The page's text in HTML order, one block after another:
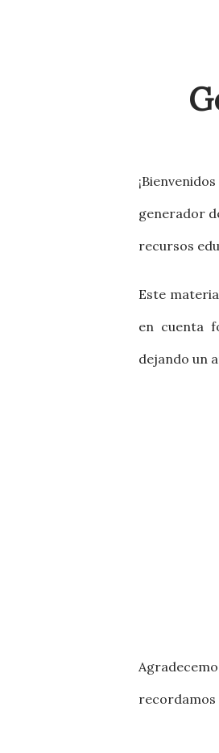
generador
recursos
Este
en cuenta
dejando un
recordamos